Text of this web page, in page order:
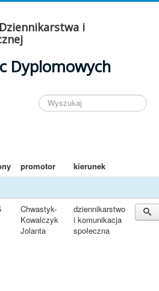
i
Dyplomowych
promotor kierunek
Chwastyk-
Kowalczyk
Jolanta
dziennikarstwo
i komunikacja
społeczna